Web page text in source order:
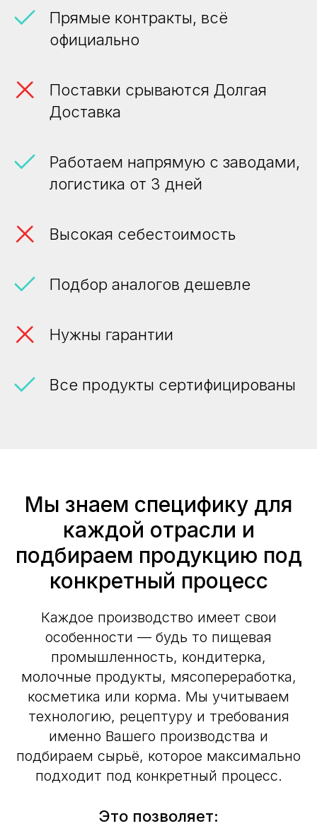
Прямые контракты, всё
официально
Поставки срываются Долгая
Доставка
Работаем напрямую с заводами,
логистика от 3 дней
Высокая себестоимость
Подбор аналогов дешевле
Нужны гарантии
Все продукты сертифицированы
Мы знаем специфику для
каждой отрасли и
подбираем продукцию под
конкретный процесс
Каждое производство имеет свои
особенности — будь то пищевая
промышленность, кондитерка,
молочные продукты, мясопереработка,
косметика или корма. Мы учитываем
технологию, рецептуру и требования
именно Вашего производства и
подбираем сырьё, которое максимально
подходит под конкретный процесс.
Это позволяет: